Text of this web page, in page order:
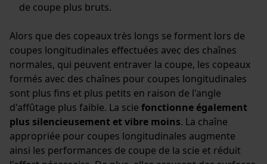
de coupe plus bruts.
Alors que des copeaux très longs se forment lors de
coupes longitudinales effectuées avec des chaînes
normales, qui peuvent entraver la coupe, les copeaux
formés avec des chaînes pour coupes longitudinales
sont plus fins et plus petits en raison de l'angle
d'affûtage plus faible. La scie fonctionne également
plus silencieusement et vibre moins. La chaîne
appropriée pour coupes longitudinales augmente
ainsi les performances de coupe de la scie et réduit